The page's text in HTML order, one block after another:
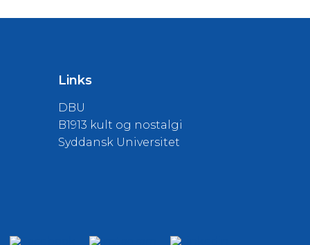
Links
DBU
B1913 kult og nostalgi
Syddansk Universitet